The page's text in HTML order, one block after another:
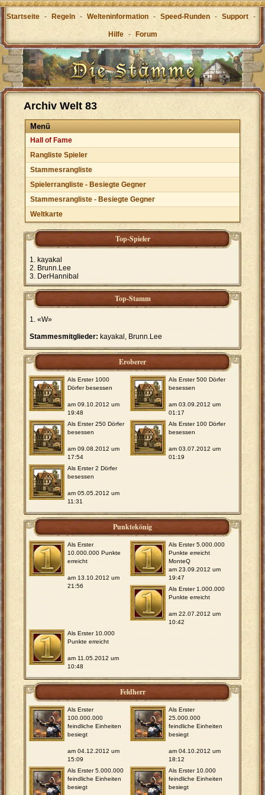
Startseite - Regeln - Welteninformation - Speed-Runden - Support -
Hilfe - Forum
Archiv Welt 83
Menü
Hall of Fame
Rangliste Spieler
Stammesrangliste
Spielerrangliste - Besiegte Gegner
Stammesrangliste - Besiegte Gegner
Weltkarte
Top-Spieler
kayakal
Brunn.Lee
DerHannibal
Top-Stamm
«W»
Stammesmitglieder: kayakal, Brunn.Lee
Eroberer
Als Erster 1000
Dörfer besessen
am 09.10.2012 um
19:48
Als Erster 500 Dörfer
besessen
am 03.09.2012 um
01:17
Als Erster 250 Dörfer
besessen
am 09.08.2012 um
17:54
Als Erster 100 Dörfer
besessen
am 03.07.2012 um
01:19
Als Erster 2 Dörfer
besessen
am 05.05.2012 um
11:31
Punktekönig
Als Erster
10.000.000 Punkte
erreicht
am 13.10.2012 um
21:56
Als Erster 5.000.000
Punkte erreicht
MonteQ
am 23.09.2012 um
19:47
Als Erster 1.000.000
Punkte erreicht
am 22.07.2012 um
10:42
Als Erster 10.000
Punkte erreicht
am 11.05.2012 um
10:48
Feldherr
Als Erster
100.000.000
feindliche Einheiten
besiegt
am 04.12.2012 um
15:09
Als Erster
25.000.000
feindliche Einheiten
besiegt
am 04.10.2012 um
18:12
Als Erster 5.000.000
feindliche Einheiten
besiegt
Als Erster 10.000
feindliche Einheiten
besiegt